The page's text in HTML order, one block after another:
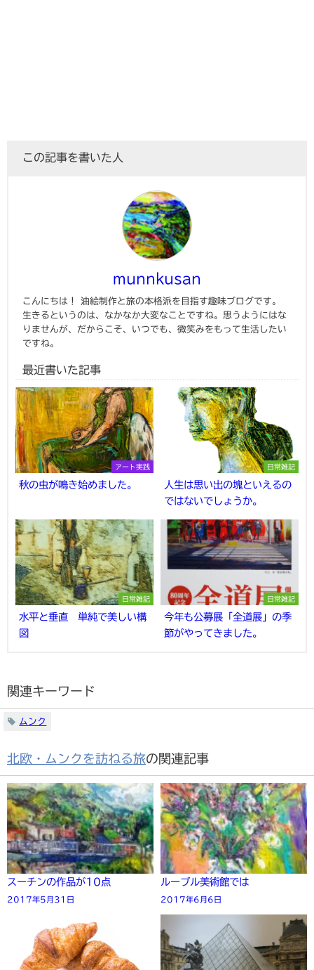
この記事を書いた人
munnkusan
こんにちは！ 油絵制作と旅の本格派を目指す趣味ブログです。
生きるというのは、なかなか大変なことですね。思うようにはな
りませんが、だからこそ、いつでも、微笑みをもって生活したい
ですね。
最近書いた記事
アート実践
秋の虫が鳴き始めました。
日常雑記
人生は思い出の塊といえるの
ではないでしょうか。
日常雑記
水平と垂直 単純で美しい構
図
日常雑記
今年も公募展「全道展」の季
節がやってきました。
関連キーワード
ムンク
北欧・ムンクを訪ねる旅の関連記事
スーチンの作品が10点
2017年5月31日
ルーブル美術館では
2017年6月6日